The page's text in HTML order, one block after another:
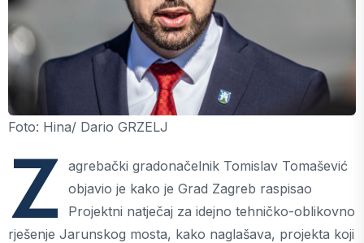
Foto: Hina/ Dario GRZELJ
Z
agrebački gradonačelnik Tomislav Tomašević
objavio je kako je Grad Zagreb raspisao
Projektni natječaj za idejno tehničko-oblikovno
rješenje Jarunskog mosta, kako naglašava, projekta koji